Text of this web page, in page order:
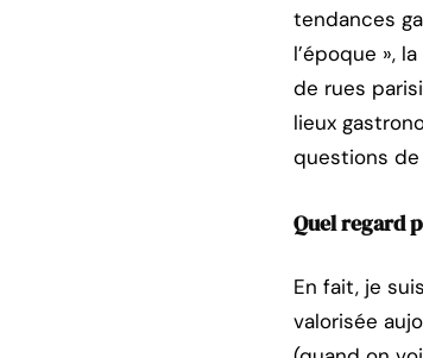
tendances
l’époque »,
de rues
lieux
questions de
Quel regard
En fait, je
valorisée